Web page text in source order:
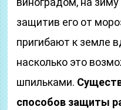
защитив его от
пригибают к земле
насколько это
шпильками.
способов защиты